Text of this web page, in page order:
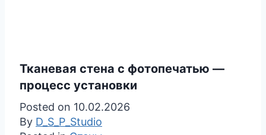
Тканевая стена с фотопечатью —
процесс установки
Posted on 10.02.2026
By D_S_P_Studio